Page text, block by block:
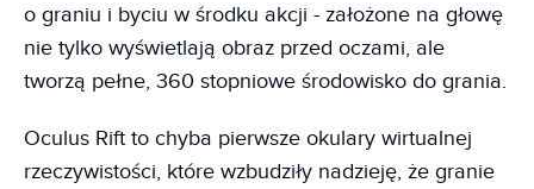
o graniu i byciu w środku akcji - założone na głowę
nie tylko wyświetlają obraz przed oczami, ale
tworzą pełne, 360 stopniowe środowisko do grania.
Oculus Rift to chyba pierwsze okulary wirtualnej
rzeczywistości, które wzbudziły nadzieję, że granie